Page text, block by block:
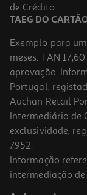
de Crédito.
TAEG DO
Exemplo para
meses. TAN
aprovação.
Portugal,
Auchan Retail
Intermediário de
exclusividade,
7952.
Informação
intermediação